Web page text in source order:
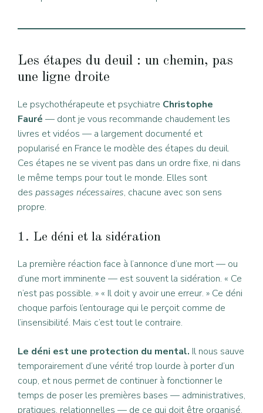
Les étapes du deuil : un chemin, pas
une ligne droite
Le psychothérapeute et psychiatre Christophe
Fauré — dont je vous recommande chaudement les
livres et vidéos — a largement documenté et
popularisé en France le modèle des étapes du deuil.
Ces étapes ne se vivent pas dans un ordre fixe, ni dans
le même temps pour tout le monde. Elles sont
des passages nécessaires, chacune avec son sens
propre.
1. Le déni et la sidération
La première réaction face à l’annonce d’une mort — ou
d’une mort imminente — est souvent la sidération. « Ce
n’est pas possible. » « Il doit y avoir une erreur. » Ce déni
choque parfois l’entourage qui le perçoit comme de
l’insensibilité. Mais c’est tout le contraire.
Le déni est une protection du mental. Il nous sauve
temporairement d’une vérité trop lourde à porter d’un
coup, et nous permet de continuer à fonctionner le
temps de poser les premières bases — administratives,
pratiques, relationnelles — de ce qui doit être organisé.